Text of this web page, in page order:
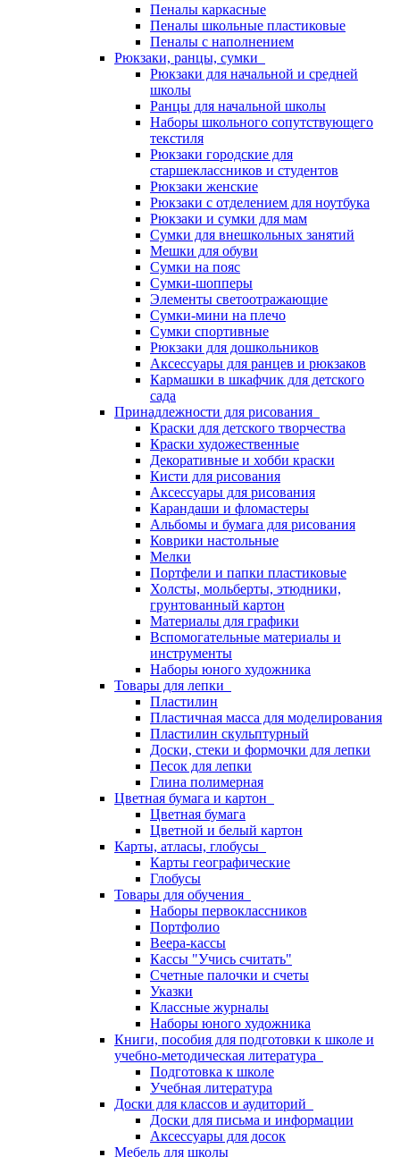
Пеналы каркасные
Пеналы школьные пластиковые
Пеналы с наполнением
Рюкзаки, ранцы, сумки
Рюкзаки для начальной и средней
школы
Ранцы для начальной школы
Наборы школьного сопутствующего
текстиля
Рюкзаки городские для
старшеклассников и студентов
Рюкзаки женские
Рюкзаки с отделением для ноутбука
Рюкзаки и сумки для мам
Сумки для внешкольных занятий
Мешки для обуви
Сумки на пояс
Сумки-шопперы
Элементы светоотражающие
Сумки-мини на плечо
Сумки спортивные
Рюкзаки для дошкольников
Аксессуары для ранцев и рюкзаков
Кармашки в шкафчик для детского
сада
Принадлежности для рисования
Краски для детского творчества
Краски художественные
Декоративные и хобби краски
Кисти для рисования
Аксессуары для рисования
Карандаши и фломастеры
Альбомы и бумага для рисования
Коврики настольные
Мелки
Портфели и папки пластиковые
Холсты, мольберты, этюдники,
грунтованный картон
Материалы для графики
Вспомогательные материалы и
инструменты
Наборы юного художника
Товары для лепки
Пластилин
Пластичная масса для моделирования
Пластилин скульптурный
Доски, стеки и формочки для лепки
Песок для лепки
Глина полимерная
Цветная бумага и картон
Цветная бумага
Цветной и белый картон
Карты, атласы, глобусы
Карты географические
Глобусы
Товары для обучения
Наборы первоклассников
Портфолио
Веера-кассы
Кассы "Учись считать"
Счетные палочки и счеты
Указки
Классные журналы
Наборы юного художника
Книги, пособия для подготовки к школе и
учебно-методическая литература
Подготовка к школе
Учебная литература
Доски для классов и аудиторий
Доски для письма и информации
Аксессуары для досок
Мебель для школы